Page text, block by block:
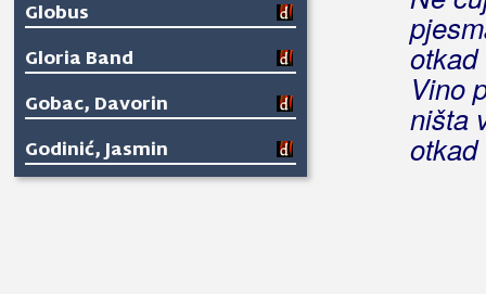
Globus
Gloria Band
Gobac, Davorin
Godinić, Jasmin
otkad
Vino
ništa
otkad